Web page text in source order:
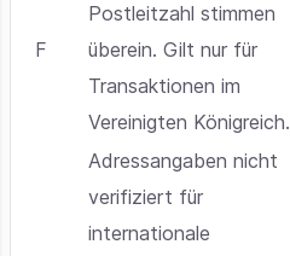
F
Postleitzahl stimmen
überein. Gilt nur für
Transaktionen im
Vereinigten Königreich.
Adressangaben nicht
verifiziert für
internationale